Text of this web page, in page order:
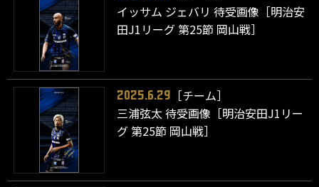
イッサム ジェバリ 待受画像［明治安
田J1リーグ 第25節 岡山戦］
2025.6.29
［チーム］
三浦弦太 待受画像［明治安田J1リー
グ 第25節 岡山戦］